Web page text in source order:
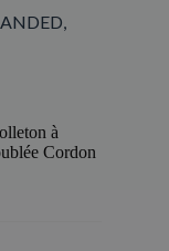
à
Cordon